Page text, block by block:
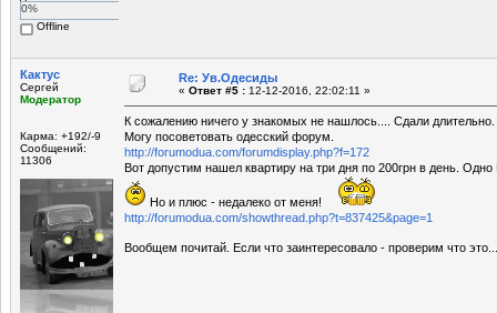
0%
Offline
Кактус
Сергей
Модератор
Карма: +192/-9
Сообщений:
11306
Re: Ув.Одесиды
« Ответ #5 : 12-12-2016, 22:02:11 »
К сожалению ничего у знакомых не нашлось.... Сдали длительно.
Могу посоветовать одесский форум.
http://forumodua.com/forumdisplay.php?f=172
Вот допустим нашел квартиру на три дня по 200грн в день.
Но и плюс - недалеко от меня!
http://forumodua.com/showthread.php?t=837425&page=1
Вообщем почитай. Если что заинтересовало - проверим что